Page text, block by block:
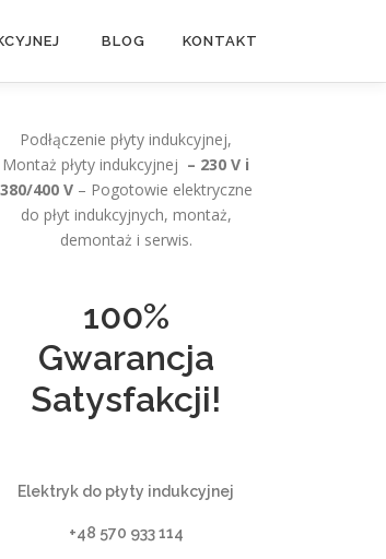
BLOG KONTAKT
Podłączenie płyty indukcyjnej,
Montaż płyty indukcyjnej – 230 V i
380/400 V– Pogotowie elektryczne
do płyt indukcyjnych, montaż,
demontaż i serwis.
100%
Gwarancja
Satysfakcji!
Elektryk do płyty indukcyjnej
+48 570 933 114